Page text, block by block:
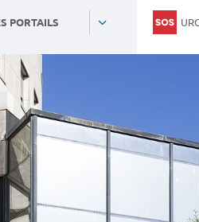
PORTAILS